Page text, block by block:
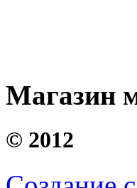
Магазин
© 2012